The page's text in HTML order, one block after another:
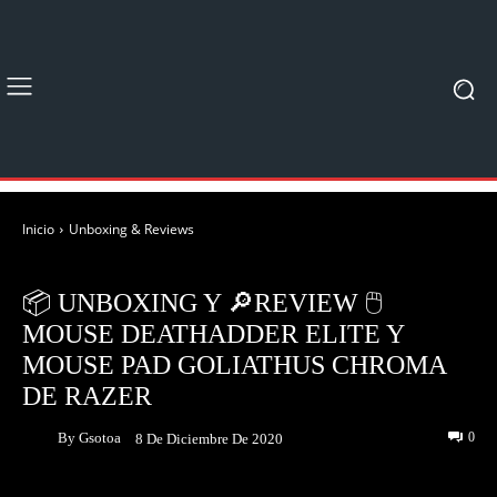
Inicio Unboxing & Reviews
📦 UNBOXING Y 🔎REVIEW 🖱
MOUSE DEATHADDER ELITE Y
MOUSE PAD GOLIATHUS CHROMA
DE RAZER
By Gsotoa 8 De Diciembre De 2020 0